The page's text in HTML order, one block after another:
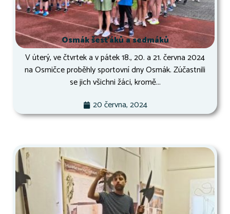
Osmák šesťáků a sedmáků
V úterý, ve čtvrtek a v pátek 18., 20. a 21. června 2024
na Osmičce proběhly sportovní dny Osmák. Zúčastnili
se jich všichni žáci, kromě...
20 června, 2024